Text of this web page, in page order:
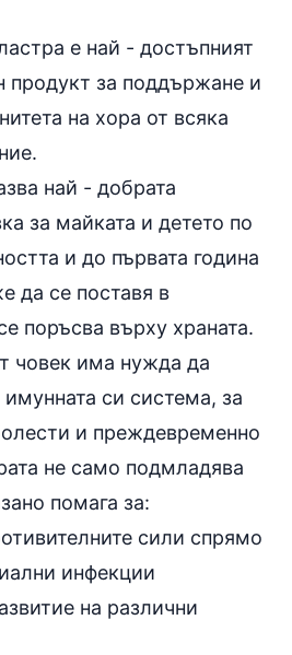
е най - достъпният
продукт за поддържане и
на хора от всяка
най - добрата
за майката и детето по
и до първата година
да се поставя в
поръсва върху храната.
човек има нужда да
си система, за
и преждевременно
не само подмладява
помага за:
сили спрямо
инфекции
на различни